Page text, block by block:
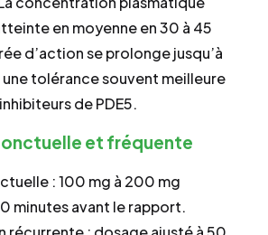
en moyenne en 30 à 45
d’action se prolonge jusqu’à
une tolérance souvent meilleure
de PDE5.
et fréquente
: 100 mg à 200 mg
minutes avant le rapport.